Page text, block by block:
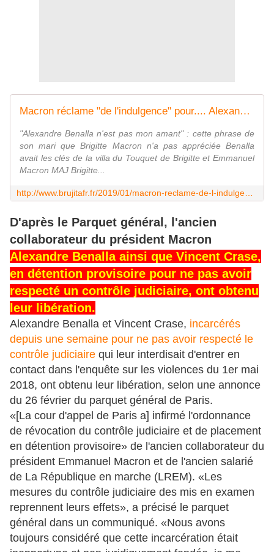
Macron réclame "de l'indulgence" pour.... Alexandre ! - MOINS de BIENS PLUS de LIENS
"Alexandre Benalla n'est pas mon amant" : cette phrase de
son mari que Brigitte Macron n'a pas appréciée Benalla
avait les clés de la villa du Touquet de Brigitte et Emmanuel
Macron MAJ Brigitte...
D'après le Parquet général, l'ancien
collaborateur du président Macron
Alexandre Benalla ainsi que Vincent Crase,
en détention provisoire pour ne pas avoir
respecté un contrôle judiciaire, ont obtenu
leur libération.
Alexandre Benalla et Vincent Crase, incarcérés
depuis une semaine pour ne pas avoir respecté le
contrôle judiciaire qui leur interdisait d'entrer en
contact dans l'enquête sur les violences du 1er mai
2018, ont obtenu leur libération, selon une annonce
du 26 février du parquet général de Paris.
«[La cour d'appel de Paris a] infirmé l'ordonnance
de révocation du contrôle judiciaire et de placement
en détention provisoire» de l'ancien collaborateur du
président Emmanuel Macron et de l'ancien salarié
de La République en marche (LREM). «Les
mesures du contrôle judiciaire des mis en examen
reprennent leurs effets», a précisé le parquet
général dans un communiqué. «Nous avons
toujours considéré que cette incarcération était